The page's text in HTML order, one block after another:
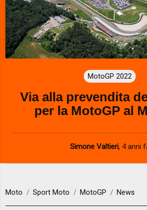
MotoGP 2022
Via alla prevendita
per la MotoGP al
Simone Valtieri, 4 anni
Moto Sport Moto MotoGP News